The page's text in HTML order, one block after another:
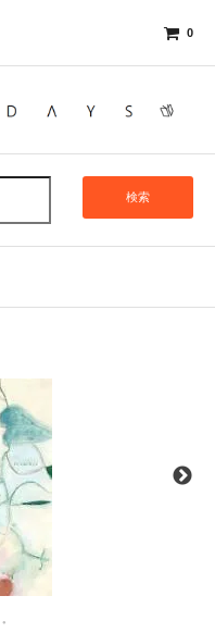
0
検索